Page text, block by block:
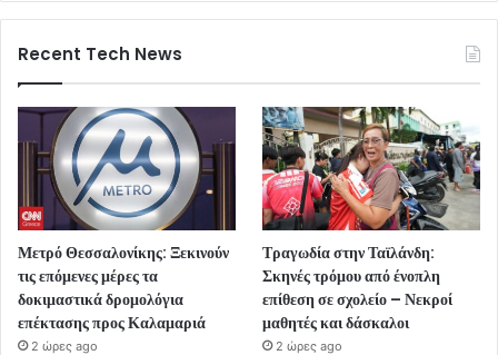
Recent Tech News
Μετρό Θεσσαλονίκης: Ξεκινούν
τις επόμενες μέρες τα
δοκιμαστικά δρομολόγια
επέκτασης προς Καλαμαριά
2 ώρες ago
Τραγωδία στην Ταϊλάνδη:
Σκηνές τρόμου από ένοπλη
επίθεση σε σχολείο – Νεκροί
μαθητές και δάσκαλοι
2 ώρες ago